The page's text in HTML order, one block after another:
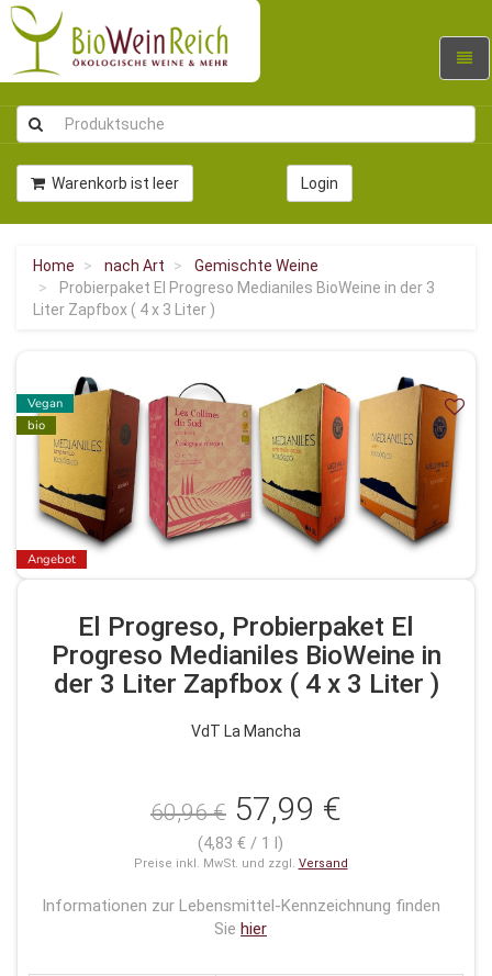
Warenkorb ist leer Login
Home nach Art
Gemischte Weine
Probierpaket El Progreso Medianiles BioWeine in der 3
Liter Zapfbox ( 4 x 3 Liter )
Vegan
bio
Angebot
El Progreso, Probierpaket El
Progreso Medianiles BioWeine in
der 3 Liter Zapfbox ( 4 x 3 Liter )
VdT La Mancha
60,96 € 57,99 €
(4,83 € / 1 l)
Preise inkl. MwSt. und zzgl. Versand
Informationen zur Lebensmittel-Kennzeichnung finden
Sie hier